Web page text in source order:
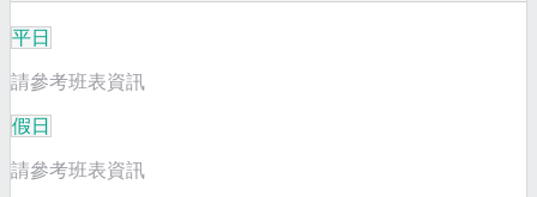
平日
請參考班表資訊
假日
請參考班表資訊